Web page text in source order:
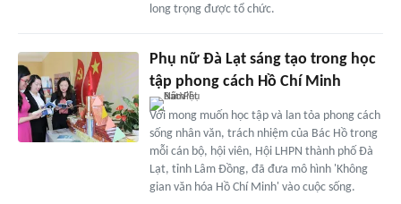
long trọng được tổ chức.
Phụ nữ Đà Lạt sáng tạo trong học
tập phong cách Hồ Chí Minh
Với mong muốn học tập và lan tỏa phong cách
sống nhân văn, trách nhiệm của Bác Hồ trong
mỗi cán bộ, hội viên, Hội LHPN thành phố Đà
Lạt, tỉnh Lâm Đồng, đã đưa mô hình 'Không
gian văn hóa Hồ Chí Minh' vào cuộc sống.